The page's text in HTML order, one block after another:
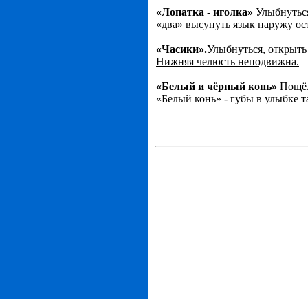
«Лопатка - иголка»
«два» высунуть язык наружу
«Часики».Улыбнуться,
Нижняя челюсть неподвижна.
«Белый и чёрный конь»
«Белый конь» - губы в улыбке